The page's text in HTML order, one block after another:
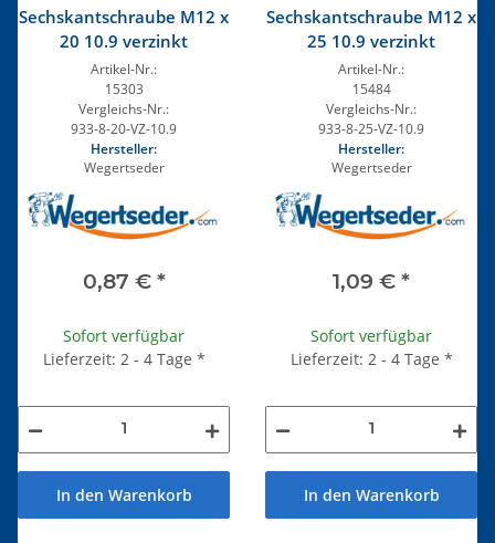
Sechskantschraube M12 x
20 10.9 verzinkt
Artikel-Nr.:
15303
Vergleichs-Nr.:
933-8-20-VZ-10.9
Hersteller:
Wegertseder
0,87 € *
Sofort verfügbar
Lieferzeit: 2 - 4 Tage *
In den Warenkorb
Sechskantschraube M12 x
25 10.9 verzinkt
Artikel-Nr.:
15484
Vergleichs-Nr.:
933-8-25-VZ-10.9
Hersteller:
Wegertseder
1,09 € *
Sofort verfügbar
Lieferzeit: 2 - 4 Tage *
In den Warenkorb